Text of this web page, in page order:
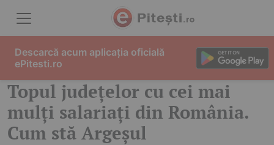
Topul județelor cu cei mai
mulți salariați din România.
Cum stă Argeșul
Descarcă acum aplicația oficială
ePitesti.ro